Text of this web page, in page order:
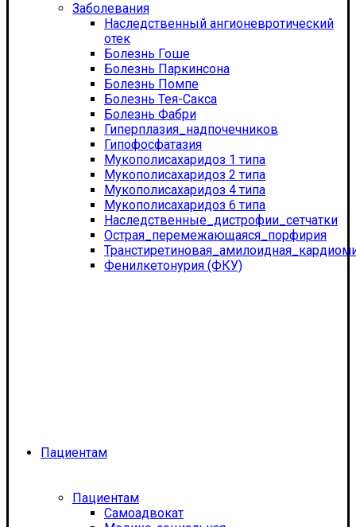
Заболевания
Наследственный ангионевротический
отек
Болезнь Гоше
Болезнь Паркинсона
Болезнь Помпе
Болезнь Тея-Сакса
Болезнь Фабри
Гиперплазия_надпочечников
Гипофосфатазия
Мукополисахаридоз 1 типа
Мукополисахаридоз 2 типа
Мукополисахаридоз 4 типа
Мукополисахаридоз 6 типа
Наследственные_дистрофии_сетчатки
Острая_перемежающаяся_порфирия
Фенилкетонурия (ФКУ)
Пациентам
Пациентам
Самоадвокат